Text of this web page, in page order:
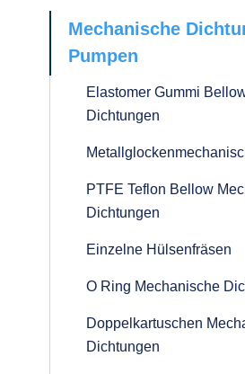
Mechanische
Pumpen
Elastomer Gummi
Dichtungen
PTFE Teflon Bellow
Dichtungen
Einzelne Hülsenfräsen
O Ring Mechanische
Doppelkartuschen
Dichtungen